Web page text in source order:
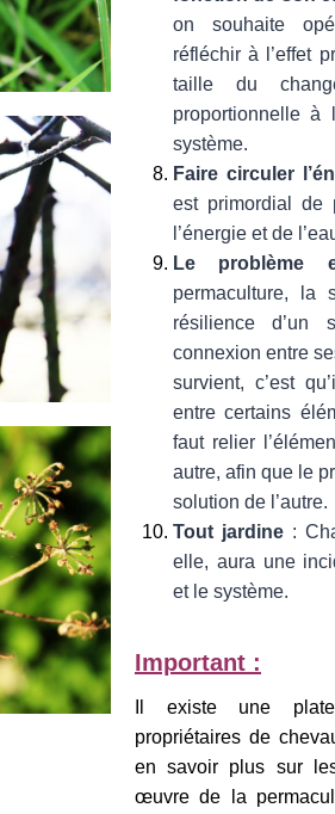
on souhaite
réfléchir à l’effet
taille du
proportionnelle à
système.
Faire circuler
est primordial de
l’énergie et de
Le problème
permaculture, la
résilience d’un
connexion entre
survient, c’est
entre certains
faut relier
autre, afin que le
solution de l’autre.
Tout jardine:
elle, aura une
et le système.
Important :
Il existe une
propriétaires de
en savoir plus sur
œuvre de la